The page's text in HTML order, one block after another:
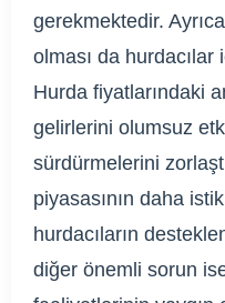
gerekmektedir.
olması da hurdacılar
Hurda fiyatlarındaki
gelirlerini olumsuz
sürdürmelerini
piyasasının daha
hurdacıların
diğer önemli sorun